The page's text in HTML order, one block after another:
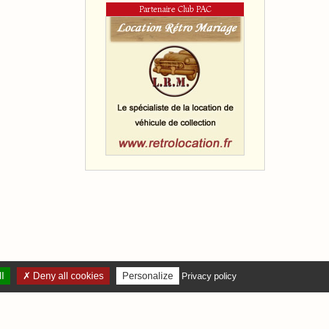
Partenaire Club PAC
DIVERS
Deny all cookies Personalize Privacy policy